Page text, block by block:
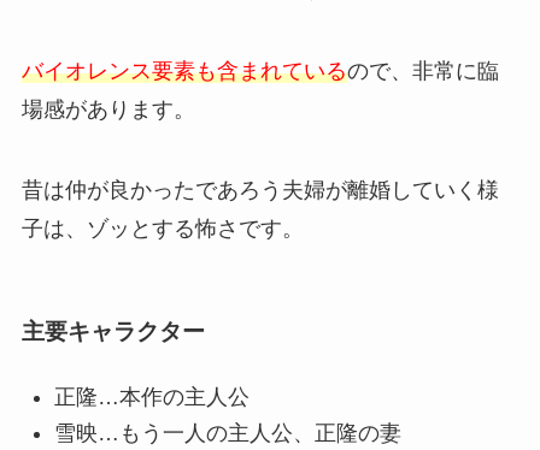
バイオレンス要素も含まれているので、非常に臨
場感があります。
昔は仲が良かったであろう夫婦が離婚していく様
子は、ゾッとする怖さです。
主要キャラクター
正隆…本作の主人公
雪映…もう一人の主人公、正隆の妻